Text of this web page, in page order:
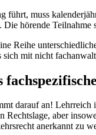
führt, muss
hörende
Reihe
sich mit nicht
darauf an!
Rechtslage, aber
anerkannt zu